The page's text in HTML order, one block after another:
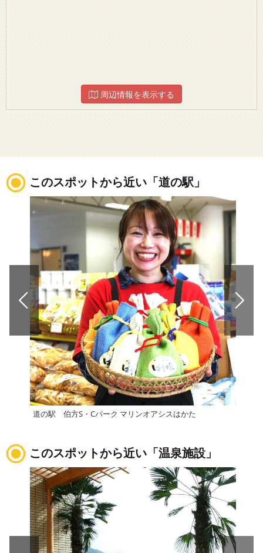
周辺情報を表示する
このスポットから近い「道の駅」
道の駅 伯方S・Cパーク マリンオアシスはかた
このスポットから近い「温泉施設」